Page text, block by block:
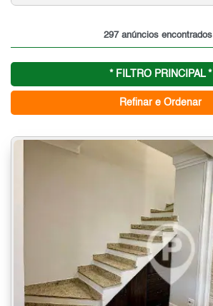
297 anúncios encontrados
* FILTRO PRINCIPAL *
Refinar e Ordenar